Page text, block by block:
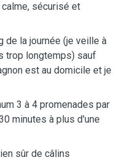
sécurisé et
de la journée (je veille à
trop longtemps) sauf
est au domicile et je
3 à 4 promenades par
minutes à plus d'une
sûr de câlins